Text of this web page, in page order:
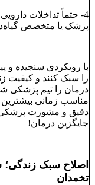
4- حتماً تداخلات
پزشک یا متخصص
با رویکردی سنجیده و
را سبک کنند و کیفیت
درمان را تیم پزشکی
مناسب زمانی بیشترین
دقیق و مشورت پزشکی
جایگزین درمان!
اصلاح سبک
تخمدان